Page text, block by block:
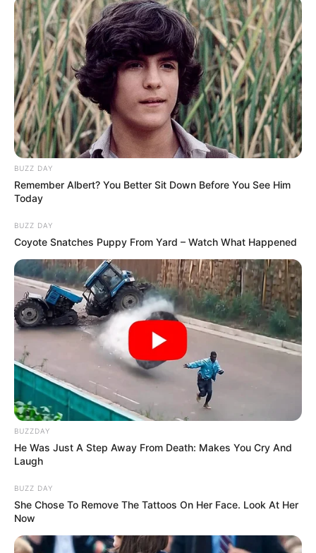
BUZZ DAY
Remember Albert? You Better Sit Down Before You See Him
Today
BUZZ DAY
Coyote Snatches Puppy From Yard – Watch What Happened
BUZZDAY
He Was Just A Step Away From Death: Makes You Cry And
Laugh
BUZZ DAY
She Chose To Remove The Tattoos On Her Face. Look At Her
Now